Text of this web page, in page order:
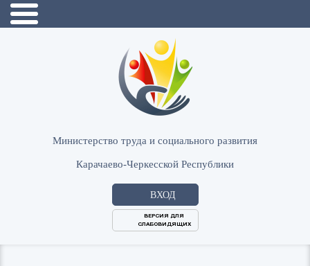
Министерство труда и социального развития
Карачаево-Черкесской Республики
ВХОД
ВЕРСИЯ ДЛЯ
СЛАБОВИДЯЩИХ